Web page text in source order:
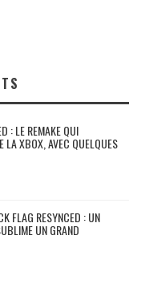
: LE REMAKE QUI
LA XBOX, AVEC QUELQUES
FLAG RESYNCED : UN
UN GRAND